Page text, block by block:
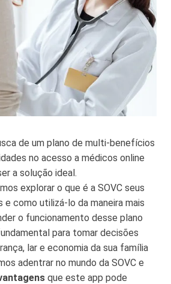
de um plano de multi-benefícios
no acesso a médicos online
a solução ideal.
explorar o que é a SOVC seus
e como utilizá-lo da maneira mais
o funcionamento desse plano
para tomar decisões
lar e economia da sua família
adentrar no mundo da SOVC e
que este app pode